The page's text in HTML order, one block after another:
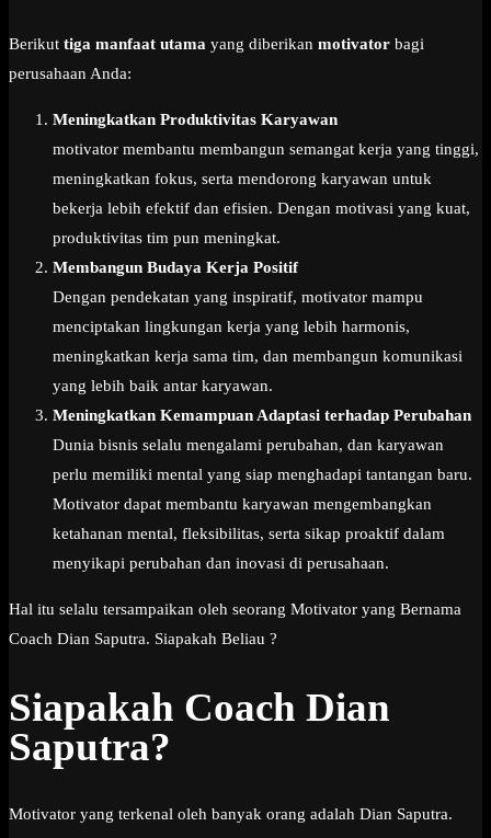
Berikut tiga manfaat utama yang diberikan motivator bagi
perusahaan Anda:
Meningkatkan Produktivitas Karyawan
motivator membantu membangun semangat kerja yang tinggi,
meningkatkan fokus, serta mendorong karyawan untuk
bekerja lebih efektif dan efisien. Dengan motivasi yang kuat,
produktivitas tim pun meningkat.
Membangun Budaya Kerja Positif
Dengan pendekatan yang inspiratif, motivator mampu
menciptakan lingkungan kerja yang lebih harmonis,
meningkatkan kerja sama tim, dan membangun komunikasi
yang lebih baik antar karyawan.
Meningkatkan Kemampuan Adaptasi terhadap Perubahan
Dunia bisnis selalu mengalami perubahan, dan karyawan
perlu memiliki mental yang siap menghadapi tantangan baru.
Motivator dapat membantu karyawan mengembangkan
ketahanan mental, fleksibilitas, serta sikap proaktif dalam
menyikapi perubahan dan inovasi di perusahaan.
Hal itu selalu tersampaikan oleh seorang Motivator yang Bernama
Coach Dian Saputra. Siapakah Beliau ?
Siapakah Coach Dian
Saputra?
Motivator yang terkenal oleh banyak orang adalah Dian Saputra.